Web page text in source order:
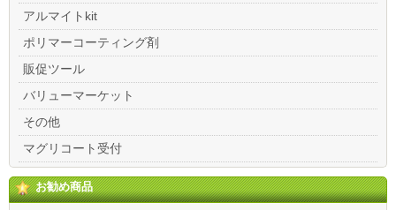
アルマイトkit
ポリマーコーティング剤
販促ツール
バリューマーケット
その他
マグリコート受付
お勧め商品